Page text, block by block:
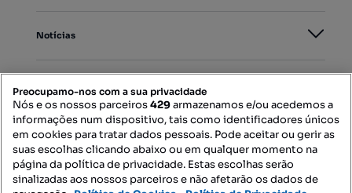
Notícias
Mapa do Site
Contacte-nos
Preocupamo-nos com a sua privacidade
Nós e os nossos parceiros429armazenamos e/ou acedemos a
informações num dispositivo, tais como identificadores únicos
em cookies para tratar dados pessoais. Pode aceitar ou gerir as
suas escolhas clicando abaixo ou em qualquer momento na
página da política de privacidade. Estas escolhas serão
sinalizadas aos nossos parceiros e não afetarão os dados de